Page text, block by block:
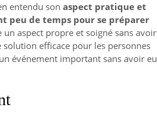
entendu son aspect pratique et
peu de temps pour se préparer
aspect propre et soigné sans avoir
efficace pour les personnes
événement important sans avoir eu